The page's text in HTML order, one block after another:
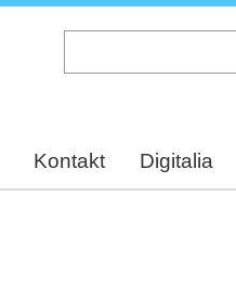
Kontakt Digitalia